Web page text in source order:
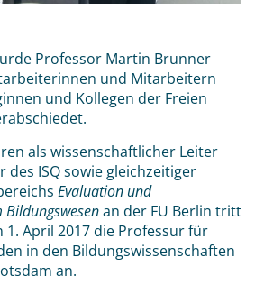
Professor Martin Brunner
und Mitarbeitern
und Kollegen der Freien
als wissenschaftlicher Leiter
des ISQ sowie gleichzeitiger
Evaluation und
an der FU Berlin tritt
April 2017 die Professur für
in den Bildungswissenschaften
an.